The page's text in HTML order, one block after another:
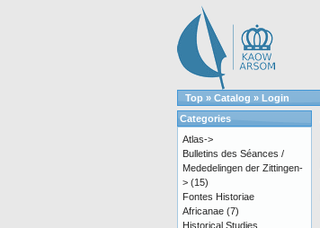
Top » Catalog » Login
Categories
Atlas->
Bulletins des Séances /
Mededelingen der Zittingen-
> (15)
Fontes Historiae
Africanae (7)
Historical Studies